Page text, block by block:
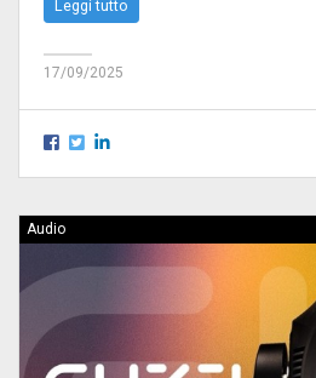
Leggi tutto
17/09/2025
Audio